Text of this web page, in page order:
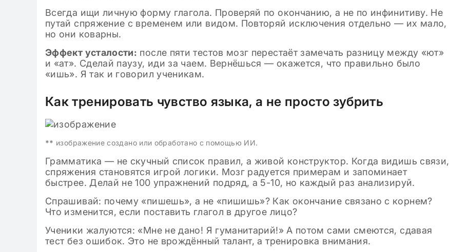
Всегда ищи личную форму глагола. Проверяй по окончанию, а не по инфинитиву. Не
путай спряжение с временем или видом. Повторяй исключения отдельно — их мало,
но они коварны.
Эффект усталости: после пяти тестов мозг перестаёт замечать разницу между «ют»
и «ат». Сделай паузу, иди за чаем. Вернёшься — окажется, что правильно было
«ишь». Я так и говорил ученикам.
Как тренировать чувство языка, а не просто зубрить
** изображение создано или обработано с помощью ИИ.
Грамматика — не скучный список правил, а живой конструктор. Когда видишь связи,
спряжения становятся игрой логики. Мозг радуется примерам и запоминает
быстрее. Делай не 100 упражнений подряд, а 5-10, но каждый раз анализируй.
Спрашивай: почему «пишешь», а не «пишишь»? Как окончание связано с корнем?
Что изменится, если поставить глагол в другое лицо?
Ученики жалуются: «Мне не дано! Я гуманитарий!» А потом сами смеются, сдавая
тест без ошибок. Это не врождённый талант, а тренировка внимания.